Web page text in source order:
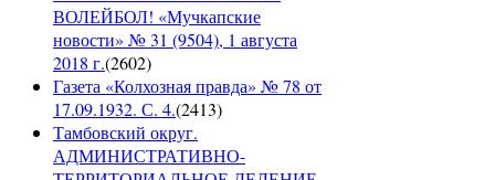
ВОЛЕЙБОЛ! «Мучкапские
новости» № 31 (9504), 1 августа
2018 г.(2602)
Газета «Колхозная правда» № 78 от
17.09.1932. С. 4.(2413)
Тамбовский округ.
АДМИНИСТРАТИВНО-